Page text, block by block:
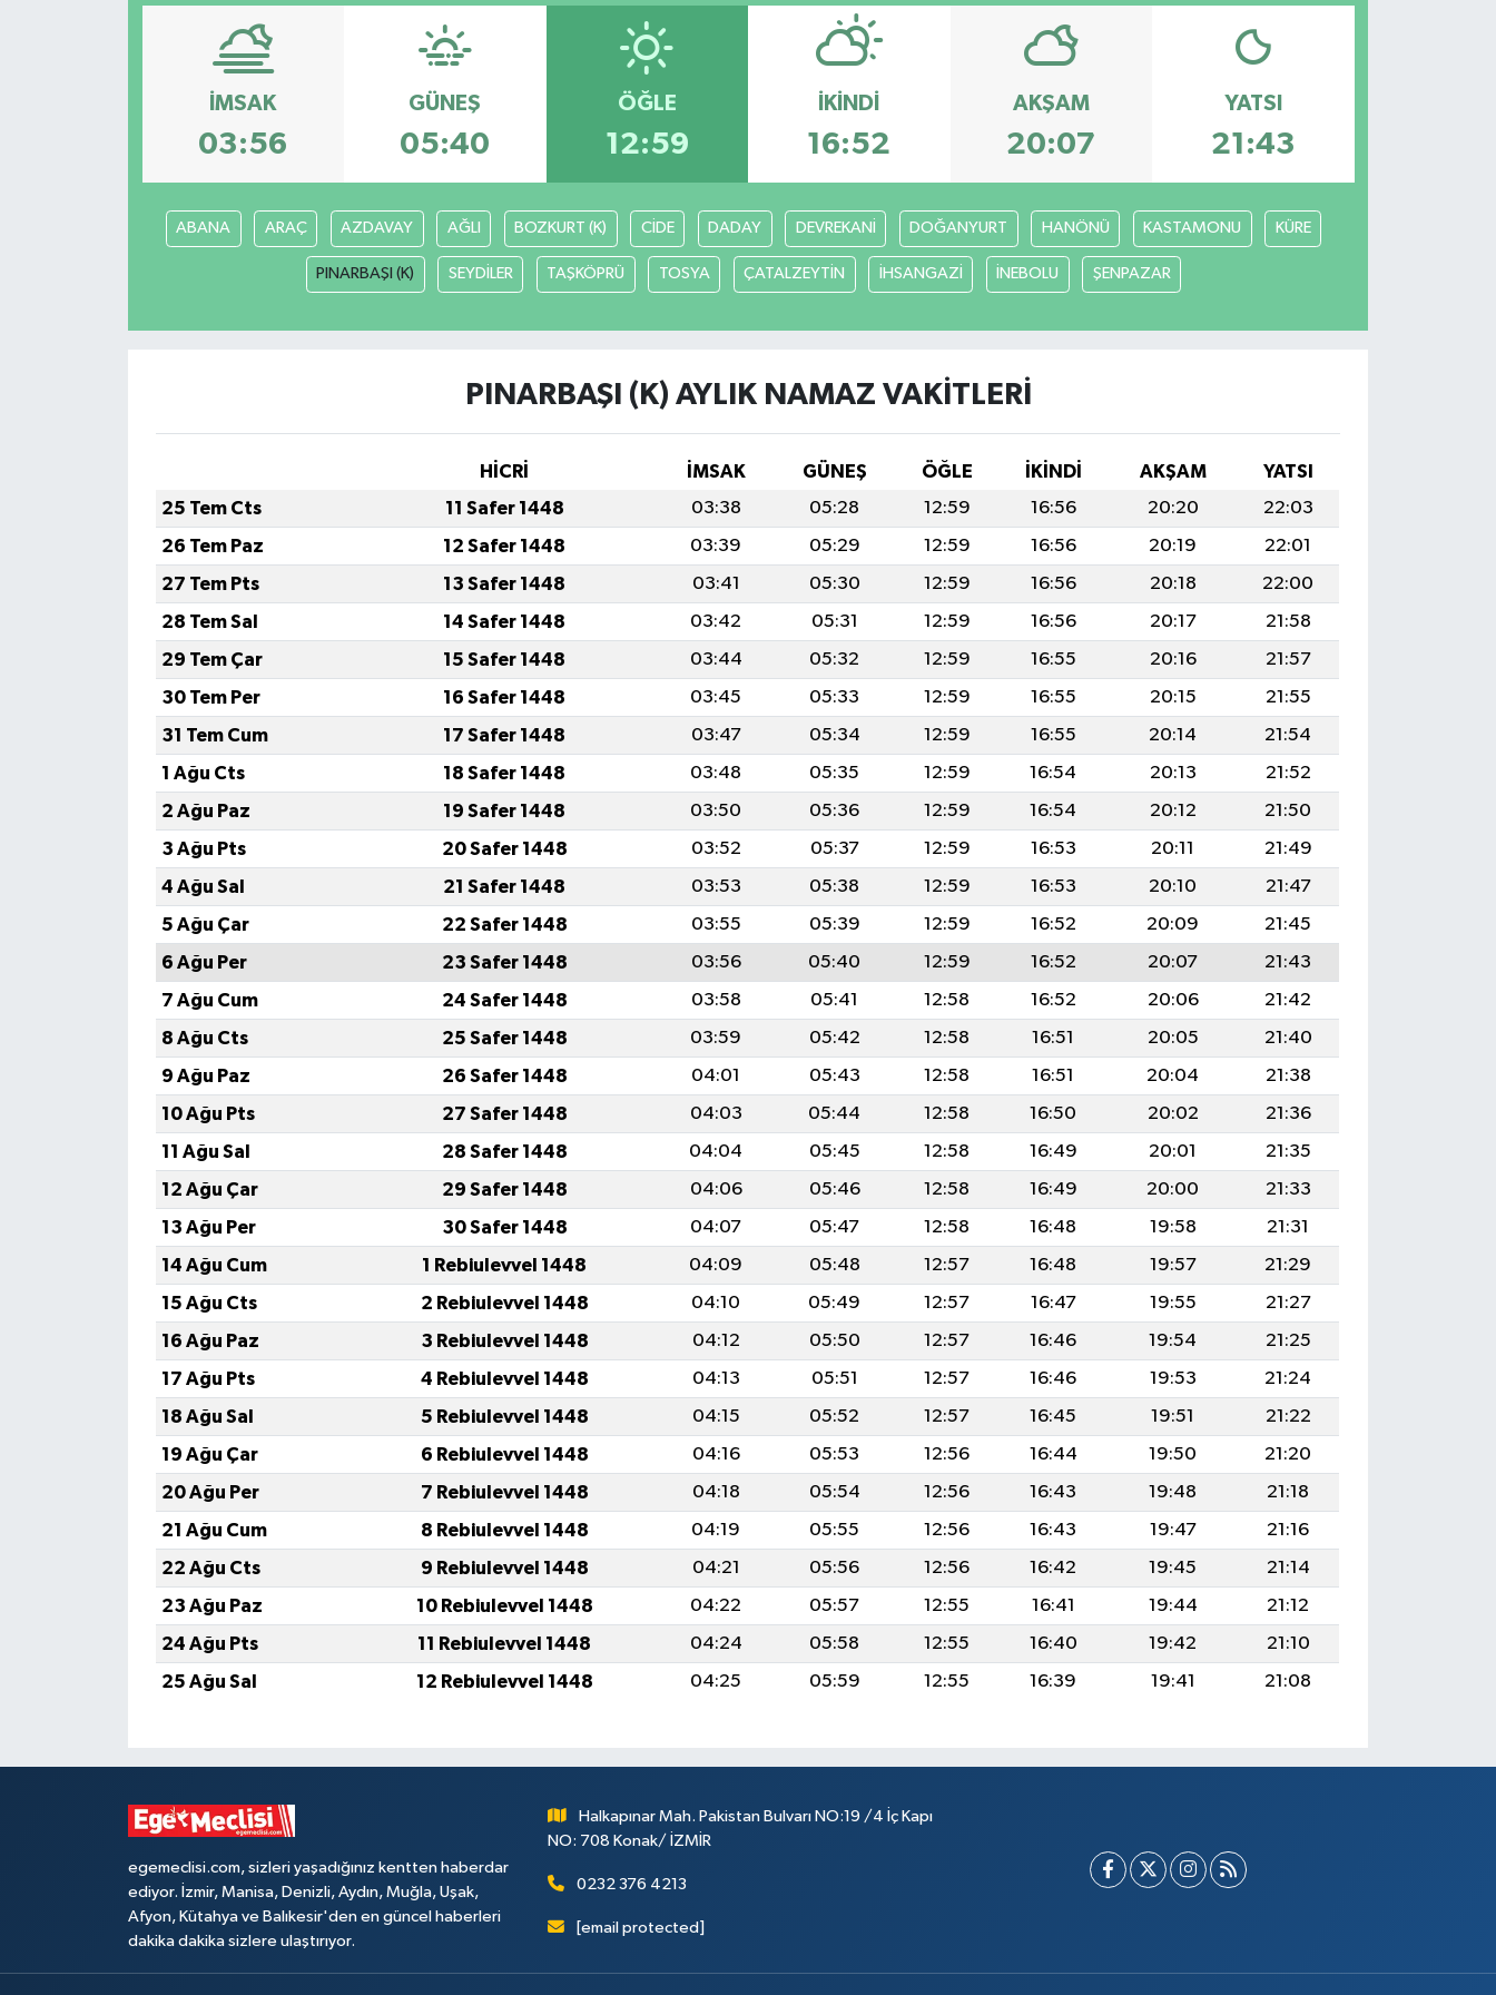
İMSAK
03:56
GÜNEŞ
05:40
ÖĞLE
12:59
İKINDI
16:52
AKŞAM
20:07
YATSI
21:43
ABANA ARAÇ AZDAVAY AĞLI BOZKURT (K) CİDE DADAY DEVREKANİ DOĞANYURT HANÖNÜ KASTAMONU KÜRE
PINARBAŞI (K) SEYDİLER TAŞKÖPRÜ TOSYA ÇATALZEYTİN İHSANGAZİ İNEBOLU ŞENPAZAR
PINARBAŞI (K) AYLIK NAMAZ VAKITLERI
HİCRİ İMSAK GÜNEŞ ÖĞLE İKINDI AKŞAM
YATSI
25 Tem Cts
11 Safer 1448 03:38 05:28 12:59 16:56 20:20
22:03
26 Tem Paz
12 Safer 1448 03:39 05:29 12:59 16:56 20:19
22:01
27 Tem Pts
13 Safer 1448 03:41 05:30 12:59 16:56 20:18
22:00
28 Tem Sal
14 Safer 1448 03:42 05:31 12:59 16:56 20:17
21:58
29 Tem Çar
15 Safer 1448 03:44 05:32 12:59 16:55 20:16
21:57
30 Tem Per
16 Safer 1448 03:45 05:33 12:59 16:55 20:15
21:55
31 Tem Cum
17 Safer 1448 03:47 05:34 12:59 16:55 20:14
21:54
1 Ağu Cts
18 Safer 1448 03:48 05:35 12:59 16:54 20:13
21:52
2 Ağu Paz
19 Safer 1448 03:50 05:36 12:59 16:54 20:12
21:50
3 Ağu Pts
20 Safer 1448 03:52 05:37 12:59 16:53 20:11
21:49
4 Ağu Sal
21 Safer 1448 03:53 05:38 12:59 16:53 20:10
21:47
5 Ağu Çar
22 Safer 1448 03:55 05:39 12:59 16:52 20:09
21:45
6 Ağu Per
23 Safer 1448 03:56 05:40 12:59 16:52 20:07
21:43
7 Ağu Cum
24 Safer 1448 03:58 05:41 12:58 16:52 20:06
21:42
8 Ağu Cts
25 Safer 1448 03:59 05:42 12:58 16:51 20:05
21:40
9 Ağu Paz
26 Safer 1448 04:01 05:43 12:58 16:51 20:04
21:38
10 Ağu Pts
27 Safer 1448 04:03 05:44 12:58 16:50 20:02
21:36
11 Ağu Sal
28 Safer 1448 04:04 05:45 12:58 16:49 20:01
21:35
12 Ağu Çar
29 Safer 1448 04:06 05:46 12:58 16:49 20:00
21:33
13 Ağu Per
30 Safer 1448 04:07 05:47 12:58 16:48 19:58
21:31
14 Ağu Cum
1 Rebiulevvel 1448 04:09 05:48 12:57 16:48 19:57
21:29
15 Ağu Cts
2 Rebiulevvel 1448 04:10 05:49 12:57 16:47 19:55
21:27
16 Ağu Paz
3 Rebiulevvel 1448 04:12 05:50 12:57 16:46 19:54
21:25
17 Ağu Pts
4 Rebiulevvel 1448 04:13 05:51 12:57 16:46 19:53
21:24
18 Ağu Sal
5 Rebiulevvel 1448 04:15 05:52 12:57 16:45 19:51
21:22
19 Ağu Çar
6 Rebiulevvel 1448 04:16 05:53 12:56 16:44 19:50
21:20
20 Ağu Per
7 Rebiulevvel 1448 04:18 05:54 12:56 16:43 19:48
21:18
21 Ağu Cum
8 Rebiulevvel 1448 04:19 05:55 12:56 16:43 19:47
21:16
22 Ağu Cts
9 Rebiulevvel 1448 04:21 05:56 12:56 16:42 19:45
21:14
23 Ağu Paz
10 Rebiulevvel 1448 04:22 05:57 12:55 16:41 19:44
21:12
24 Ağu Pts
11 Rebiulevvel 1448 04:24 05:58 12:55 16:40 19:42
21:10
25 Ağu Sal
12 Rebiulevvel 1448 04:25 05:59 12:55 16:39 19:41 21:08
egemeclisi.com, sizleri yaşadığınız kentten haberdar
ediyor. İzmir, Manisa, Denizli, Aydın, Muğla, Uşak,
Afyon, Kütahya ve Balıkesir'den en güncel haberleri
dakika dakika sizlere ulaştırıyor.
Halkapınar Mah. Pakistan Bulvarı NO:19 /4 İç Kapı
NO: 708 Konak/ İZMİR
0232 376 4213
[email protected]